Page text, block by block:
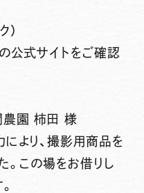
）
公式サイトをご確認
園 柿田 様
より、撮影用商品を
。この場をお借りし